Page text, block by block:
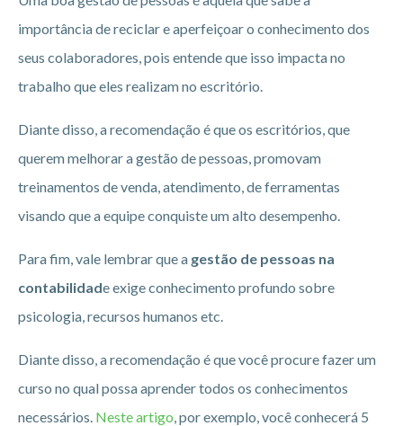
importância de reciclar e aperfeiçoar o conhecimento dos
seus colaboradores, pois entende que isso impacta no
trabalho que eles realizam no escritório.
Diante disso, a recomendação é que os escritórios, que
querem melhorar a gestão de pessoas, promovam
treinamentos de venda, atendimento, de ferramentas
visando que a equipe conquiste um alto desempenho.
Para fim, vale lembrar que a gestão de pessoas na
contabilidade exige conhecimento profundo sobre
psicologia, recursos humanos etc.
Diante disso, a recomendação é que você procure fazer um
curso no qual possa aprender todos os conhecimentos
necessários. Neste artigo, por exemplo, você conhecerá 5